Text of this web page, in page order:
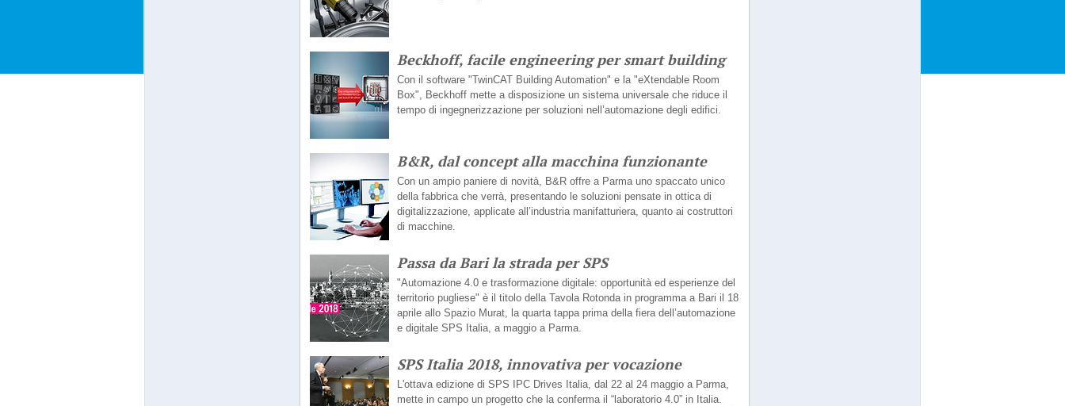
Beckhoff, facile engineering per smart building
Con il software "TwinCAT Building Automation" e la "eXtendable Room
Box", Beckhoff mette a disposizione un sistema universale che riduce il
tempo di ingegnerizzazione per soluzioni nell’automazione degli edifici.
B&R, dal concept alla macchina funzionante
Con un ampio paniere di novità, B&R offre a Parma uno spaccato unico
della fabbrica che verrà, presentando le soluzioni pensate in ottica di
digitalizzazione, applicate all’industria manifatturiera, quanto ai costruttori
di macchine.
Passa da Bari la strada per SPS
"Automazione 4.0 e trasformazione digitale: opportunità ed esperienze del
territorio pugliese" è il titolo della Tavola Rotonda in programma a Bari il 18
aprile allo Spazio Murat, la quarta tappa prima della fiera dell’automazione
e digitale SPS Italia, a maggio a Parma.
SPS Italia 2018, innovativa per vocazione
L'ottava edizione di SPS IPC Drives Italia, dal 22 al 24 maggio a Parma,
mette in campo un progetto che la conferma il “laboratorio 4.0” in Italia.